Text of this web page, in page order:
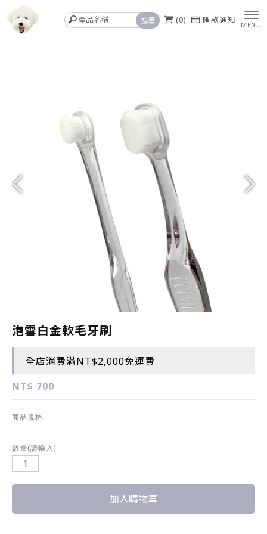
0 匯款通知
泡雪白金軟毛牙刷
全店消費滿NT$2,000免運費
NT$ 700
商品規格
數量(請輸入)